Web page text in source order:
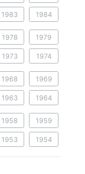
1983 1984
1978 1979
1973 1974
1968 1969
1963 1964
1958 1959
1953 1954